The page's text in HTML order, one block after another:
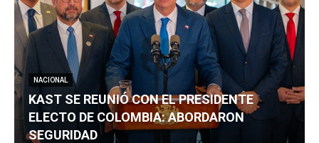
NACIONAL
KAST SE REUNIÓ CON EL PRESIDENTE
ELECTO DE COLOMBIA: ABORDARON
SEGURIDAD